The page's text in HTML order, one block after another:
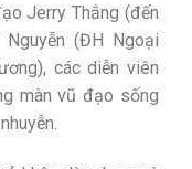
Jerry Thắng (đến
(ĐH Ngoại
các diễn viên
màn vũ đạo sống